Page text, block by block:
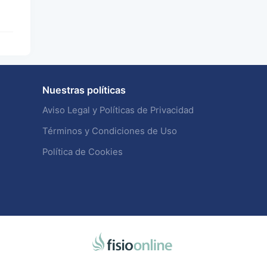
Nuestras políticas
Aviso Legal y Políticas de Privacidad
Términos y Condiciones de Uso
Política de Cookies